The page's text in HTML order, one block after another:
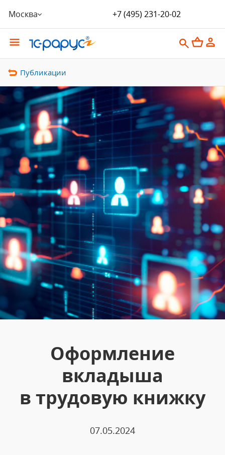
Москва +7 (495) 231-20-02
Публикации
Оформление
вкладыша
в трудовую книжку
07.05.2024